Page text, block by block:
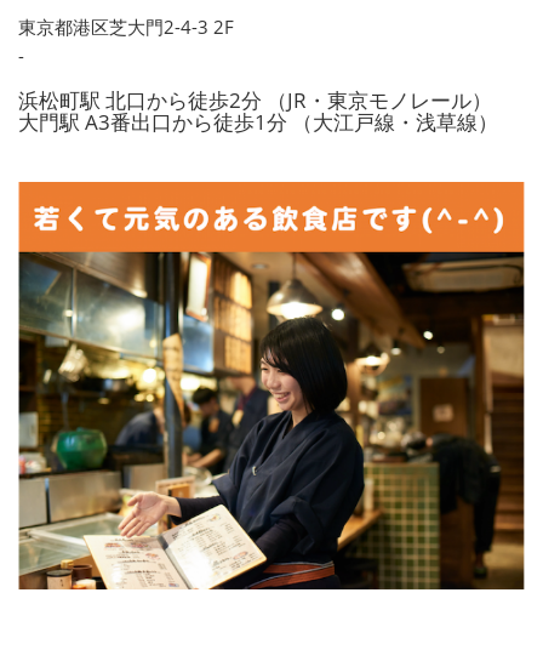
東京都港区芝大門2-4-3 2F
-
浜松町駅 北口から徒歩2分 （JR・東京モノレール）
大門駅 A3番出口から徒歩1分 （大江戸線・浅草線）